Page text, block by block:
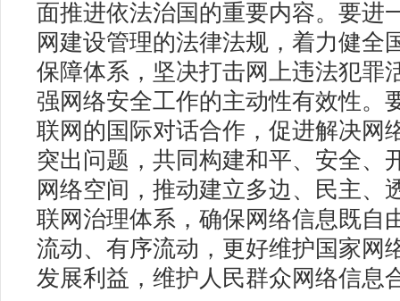
面推进依法治国的重要内容。要进
网建设管理的法律法规，着力健全
保障体系，坚决打击网上违法犯罪
强网络安全工作的主动性有效性。
联网的国际对话合作，促进解决网
突出问题，共同构建和平、安全、
网络空间，推动建立多边、民主、
联网治理体系，确保网络信息既自
流动、有序流动，更好维护国家网
发展利益，维护人民群众网络信息